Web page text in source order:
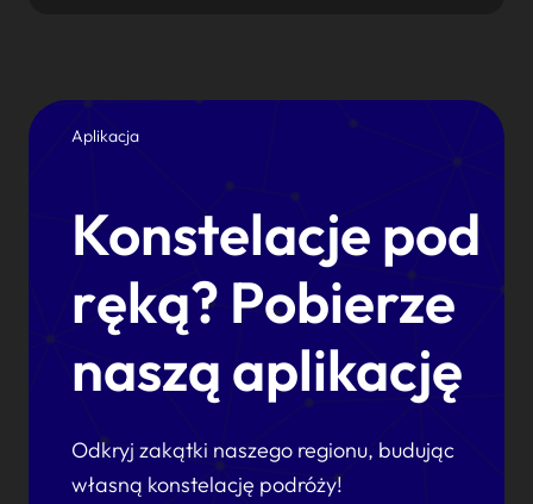
Aplikacja
Konstelacje pod
ręką? Pobierze
naszą aplikację
Odkryj zakątki naszego regionu, budując
własną konstelację podróży!